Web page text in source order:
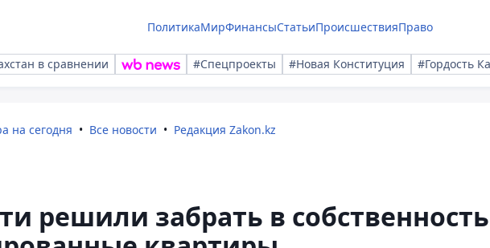
ПолитикаМирФинансыСтатьиПроисшествияПраво
в сравнении #Спецпроекты #Новая Конституция #Гордость
на сегодня Все новости Редакция Zakon.kz
решили забрать в собственность